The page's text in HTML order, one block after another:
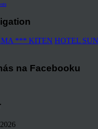
*** KITEN HOTEL
na Facebooku